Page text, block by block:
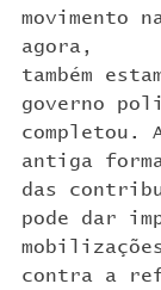
movimento
agora,
também
governo
completou.
antiga
das
pode dar
contra a